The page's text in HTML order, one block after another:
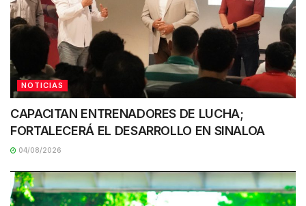
NOTICIAS
CAPACITAN ENTRENADORES DE LUCHA;
FORTALECERÁ EL DESARROLLO EN SINALOA
04/08/2026